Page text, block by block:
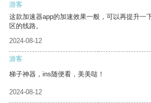
游客
这款加速器app的加速效果一般，可以再提升一
区的线路。
2024-08-12
游客
梯子神器，ins随便看，美美哒！
2024-08-12